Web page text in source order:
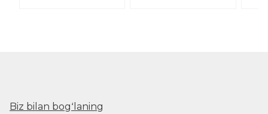
Biz bilan bogʻlaning